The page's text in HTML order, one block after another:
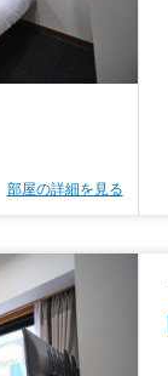
部屋の詳細を見る